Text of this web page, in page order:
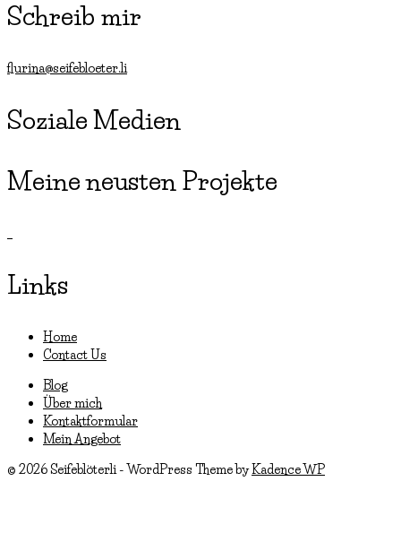
Schreib mir
flurina@seifebloeter.li
Soziale Medien
Meine neusten Projekte
Links
Home
Contact Us
Blog
Über mich
Kontaktformular
Mein Angebot
© 2026 Seifeblöterli - WordPress Theme byKadence WP